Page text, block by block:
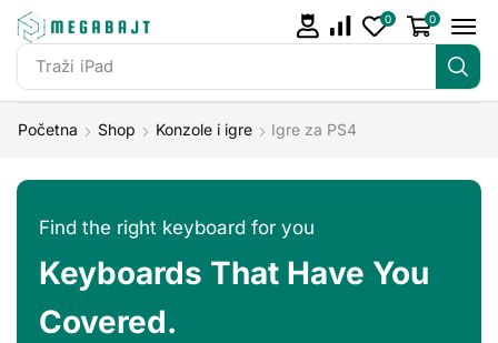
Traži iPad
0 0
Početna Shop Konzole i igre Igre za PS4
Find the right keyboard for you
Keyboards That Have You
Covered.